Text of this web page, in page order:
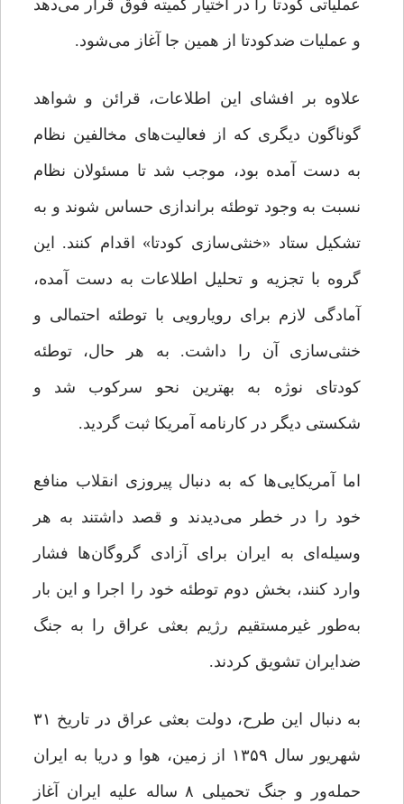
عملیاتی کودتا را در اختیار کمیته فوق قرار می‌دهد
و عملیات ضدکودتا از همین جا آغاز می‌شود.
علاوه بر افشای این اطلاعات، قرائن و شواهد
گوناگون دیگری که از فعالیت‌های مخالفین نظام
به دست آمده بود، موجب شد تا مسئولان نظام
نسبت به وجود توطئه براندازی حساس شوند و به
تشکیل ستاد «خنثی‌سازی کودتا» اقدام کنند. این
گروه با تجزیه و تحلیل اطلاعات به دست آمده،
آمادگی لازم برای رویارویی با توطئه احتمالی و
خنثی‌سازی آن را داشت. به هر حال، توطئه
کودتای نوژه به بهترین نحو سرکوب شد و
شکستی دیگر در کارنامه آمریکا ثبت گردید.
اما آمریکایی‌ها که به دنبال پیروزی انقلاب منافع
خود را در خطر می‌دیدند و قصد داشتند به هر
وسیله‌ای به ایران برای آزادی گروگان‌ها فشار
وارد کنند، بخش دوم توطئه خود را اجرا و این بار
به‌طور غیرمستقیم رژیم بعثی عراق را به جنگ
ضدایران تشویق کردند.
به دنبال این طرح، دولت بعثی عراق در تاریخ ۳۱
شهریور سال ۱۳۵۹ از زمین، هوا و دریا به ایران
حمله‌ور و جنگ تحمیلی ۸ ساله علیه ایران آغاز